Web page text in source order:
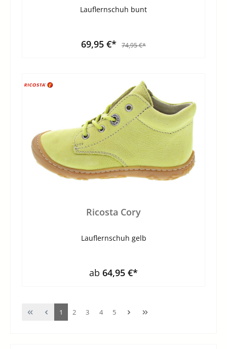
Lauflernschuh bunt
69,95 €* 74,95 €*
Ricosta Cory
Lauflernschuh gelb
ab 64,95 €*
1 2 3 4 5